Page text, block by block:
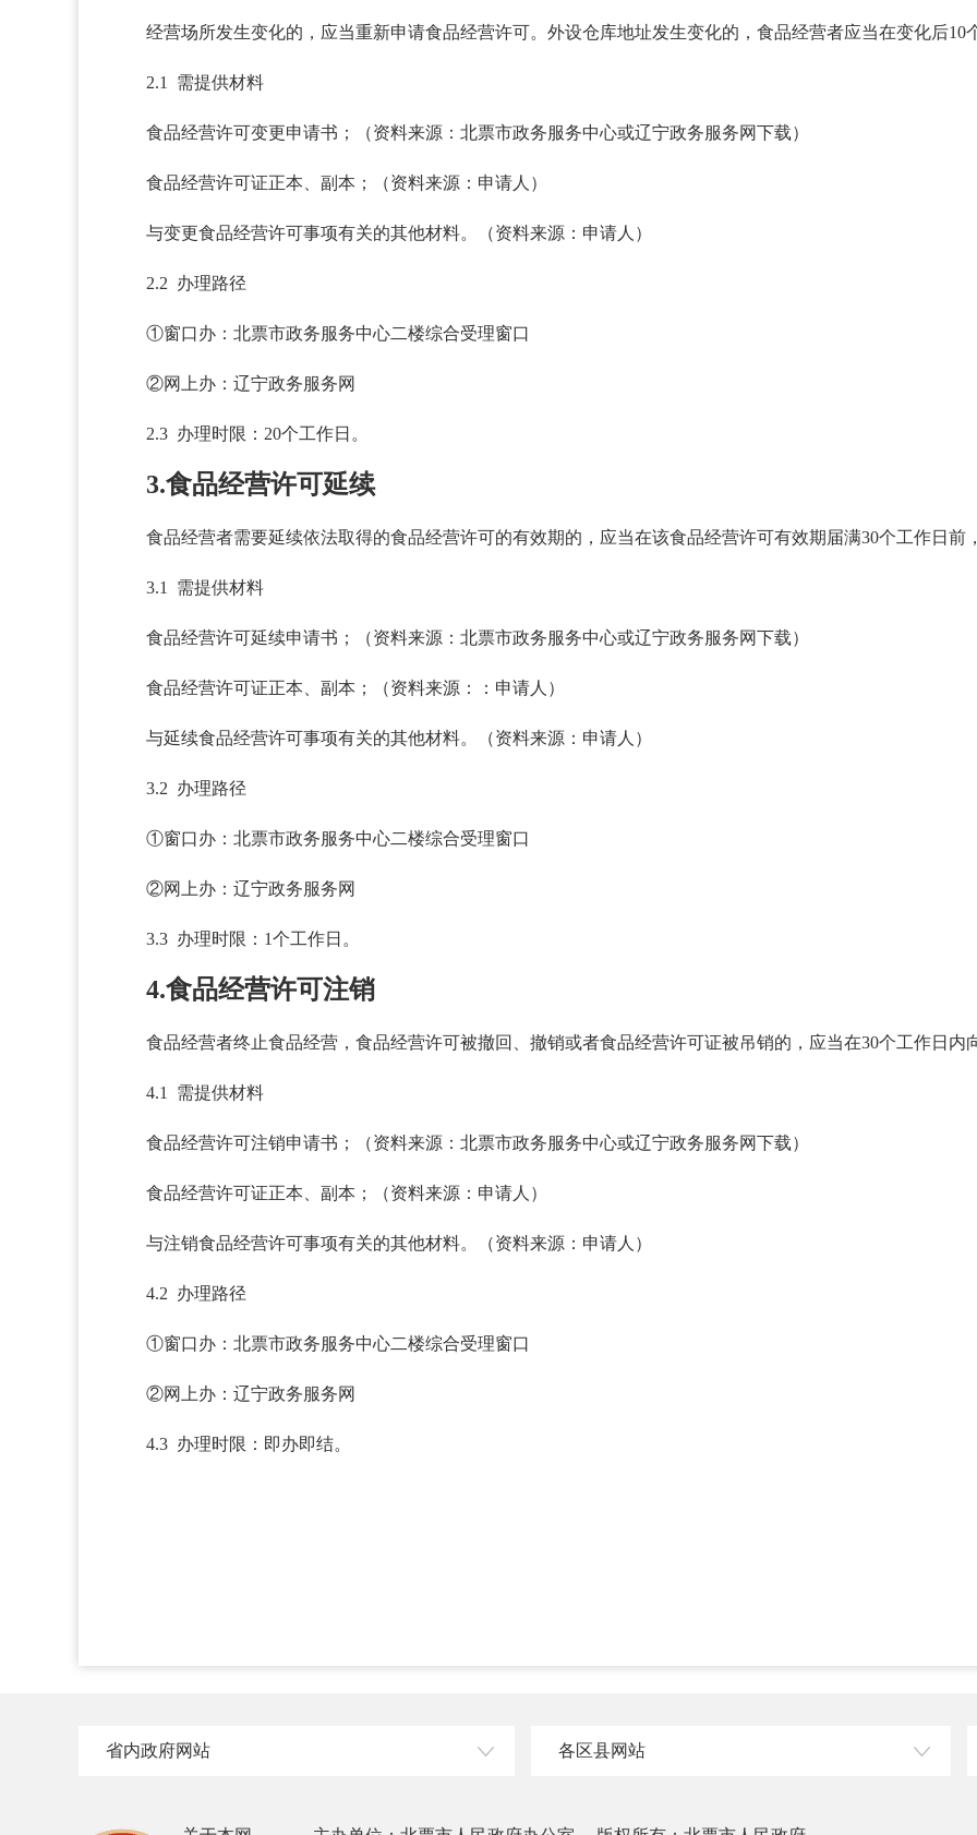
经营场所发生变化的，应当重新申请食品经营许可。外设仓库地址发生变化的，食品经营者应当在变化后
2.1 需提供材料
食品经营许可变更申请书；（资料来源：北票市政务服务中心或辽宁政务服务网下载）
食品经营许可证正本、副本；（资料来源：申请人）
与变更食品经营许可事项有关的其他材料。（资料来源 ：申请人）
2.2 办理路径
①窗口办：北票市政务服务中心二楼综合受理窗口
②网上办：辽宁政务服务网
2.3 办理时限：20个工作日。
3.食品经营许可延续
食品经营者需要延续依法取得的食品经营许可的有效期的，应当在该食品经营许可有效期届满30个工作日
3.1 需提供材料
食品经营许可延续申请书；（资料来源：北票市政务服务中心或辽宁政务服务网下载）
食品经营许可证正本、副本；（资料来源：：申请人）
与延续食品经营许可事项有关的其他材料。（资料来源：申请人）
3.2 办理路径
①窗口办：北票市政务服务中心二楼综合受理窗口
②网上办：辽宁政务服务网
3.3 办理时限：1个工作日。
4.食品经营许可注销
食品经营者终止食品经营，食品经营许可被撤回、撤销或者食品经营许可证被吊销的，应当在30个工作日
4.1 需提供材料
食品经营许可注销申请书；（资料来源：北票市政务服务中心或辽宁政务服务网下载）
食品经营许可证正本、副本；（资料来源：申请人）
与注销食品经营许可事项有关的其他材料。（资料来源：申请人）
4.2 办理路径
①窗口办：北票市政务服务中心二楼综合受理窗口
②网上办：辽宁政务服务网
4.3 办理时限：即办即结。
省内政府网站 各区县网站